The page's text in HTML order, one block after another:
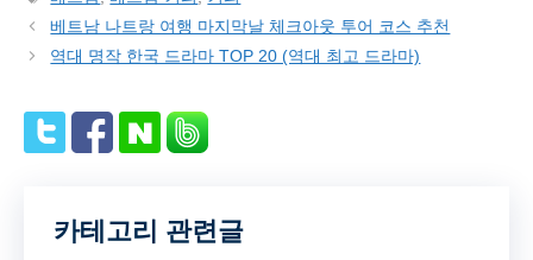
베트남 나트랑 여행 마지막날 체크아웃 투어 코스 추천
역대 명작 한국 드라마 TOP 20 (역대 최고 드라마)
카테고리 관련글